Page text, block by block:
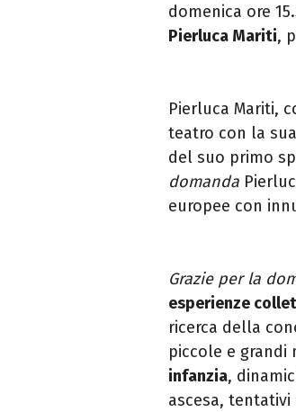
domenica ore
Pierluca Mariti,
Pierluca Mariti,
teatro con la sua
del suo primo
domanda
europee con
Grazie per la
esperienze
ricerca della
piccole e grandi
infanzia,
ascesa, tentativi